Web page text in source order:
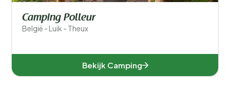
Zwemmen
Algemeen
Camping Polleur
België - Luik - Theux
Bekijk Camping